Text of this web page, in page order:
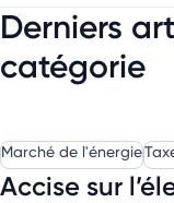
Derniers
catégorie
Marché de l'énergie
Accise sur